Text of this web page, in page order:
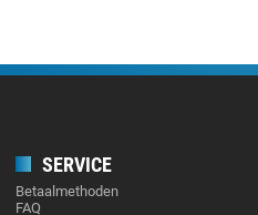
SERVICE
Betaalmethoden
FAQ